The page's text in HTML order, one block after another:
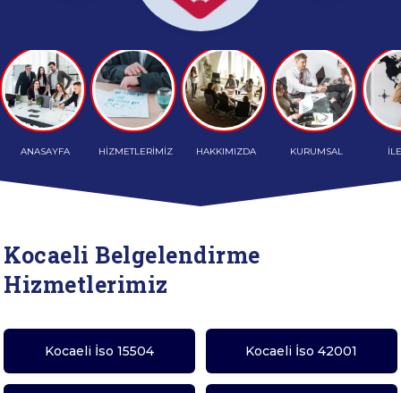
ANASAYFA HİZMETLERİMİZ HAKKIMIZDA KURUMSAL
Kocaeli Belgelendirme
Hizmetlerimiz
Kocaeli İso 15504 Kocaeli İso 42001